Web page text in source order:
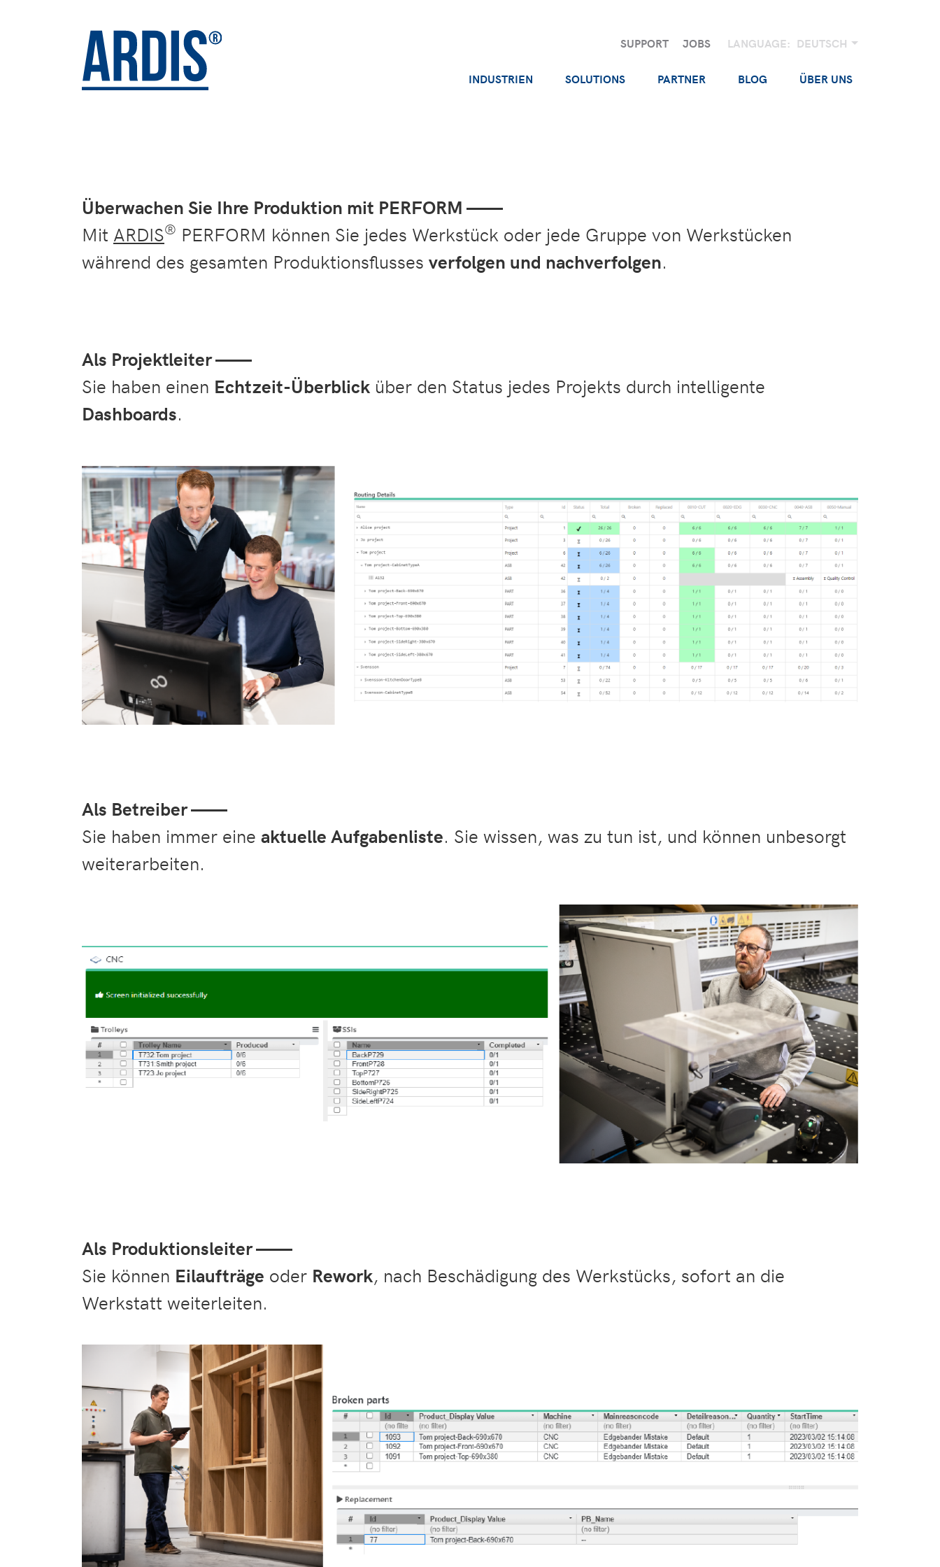
SUPPORT JOBS LANGUAGE: DEUTSCH
INDUSTRIEN SOLUTIONS PARTNER BLOG ÜBER UNS
Überwachen Sie Ihre Produktion mit PERFORM ——
Mit ARDIS® PERFORM können Sie jedes Werkstück oder jede Gruppe von Werkstücken
während des gesamten Produktionsflusses verfolgen und nachverfolgen.
Als Projektleiter ——
Sie haben einen Echtzeit-Überblick über den Status jedes Projekts durch intelligente
Dashboards.
Als Betreiber ——
Sie haben immer eine aktuelle Aufgabenliste. Sie wissen, was zu tun ist, und können unbesorgt
weiterarbeiten.
Als Produktionsleiter ——
Sie können Eilaufträge oder Rework, nach Beschädigung des Werkstücks, sofort an die
Werkstatt weiterleiten.